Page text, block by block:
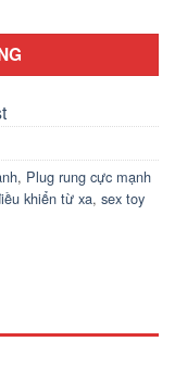
, Plug rung cực mạnh
khiển từ xa, sex toy